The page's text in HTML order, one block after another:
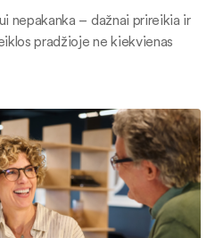
nepakanka – dažnai prireikia ir
pradžioje ne kiekvienas